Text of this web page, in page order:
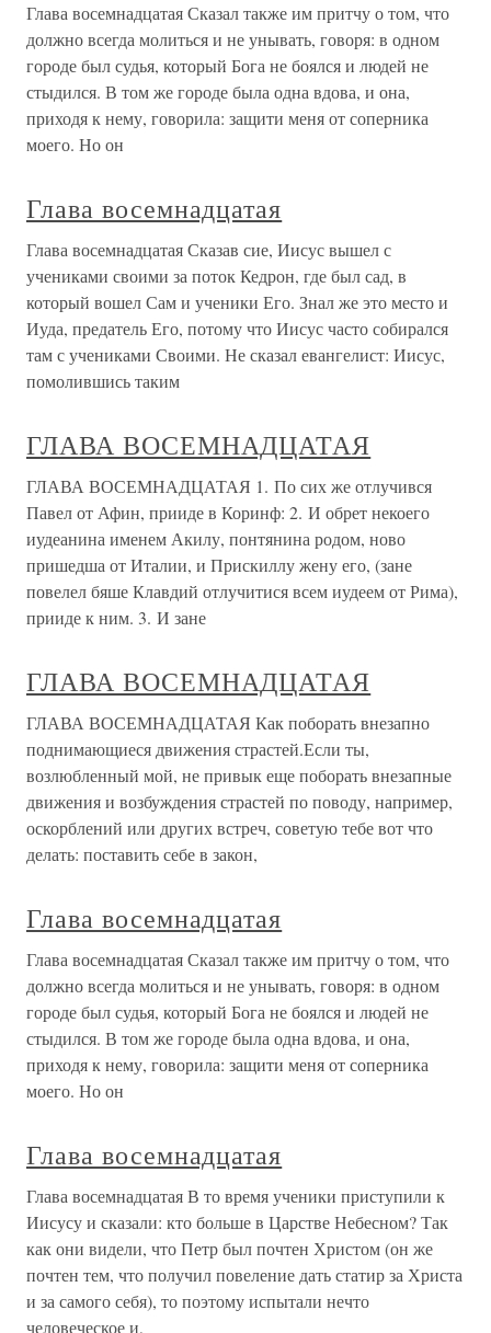
Глава восемнадцатая Сказал также им притчу о том, что
должно всегда молиться и не унывать, говоря: в одном
городе был судья, который Бога не боялся и людей не
стыдился. В том же городе была одна вдова, и она,
приходя к нему, говорила: защити меня от соперника
моего. Но он
Глава восемнадцатая
Глава восемнадцатая Сказав сие, Иисус вышел с
учениками своими за поток Кедрон, где был сад, в
который вошел Сам и ученики Его. Знал же это место и
Иуда, предатель Его, потому что Иисус часто собирался
там с учениками Своими. Не сказал евангелист: Иисус,
помолившись таким
ГЛАВА ВОСЕМНАДЦАТАЯ
ГЛАВА ВОСЕМНАДЦАТАЯ 1. По сих же отлучився
Павел от Афин, прииде в Коринф: 2. И обрет некоего
иудеанина именем Акилу, понтянина родом, ново
пришедша от Италии, и Прискиллу жену его, (зане
повелел бяше Клавдий отлучитися всем иудеем от Рима),
прииде к ним. 3. И зане
ГЛАВА ВОСЕМНАДЦАТАЯ
ГЛАВА ВОСЕМНАДЦАТАЯ Как поборать внезапно
поднимающиеся движения страстей.Если ты,
возлюбленный мой, не привык еще поборать внезапные
движения и возбуждения страстей по поводу, например,
оскорблений или других встреч, советую тебе вот что
делать: поставить себе в закон,
Глава восемнадцатая
Глава восемнадцатая Сказал также им притчу о том, что
должно всегда молиться и не унывать, говоря: в одном
городе был судья, который Бога не боялся и людей не
стыдился. В том же городе была одна вдова, и она,
приходя к нему, говорила: защити меня от соперника
моего. Но он
Глава восемнадцатая
Глава восемнадцатая В то время ученики приступили к
Иисусу и сказали: кто больше в Царстве Небесном? Так
как они видели, что Петр был почтен Христом (он же
почтен тем, что получил повеление дать статир за Христа
и за самого себя), то поэтому испытали нечто
человеческое и,